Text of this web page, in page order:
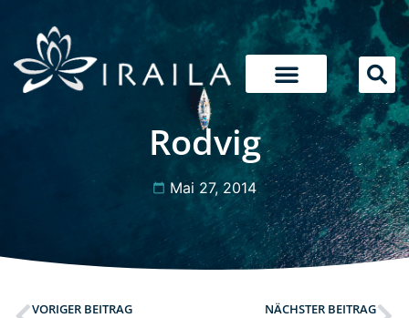
Rodvig
Mai 27, 2014
VORIGER BEITRAG NÄCHSTER BEITRAG